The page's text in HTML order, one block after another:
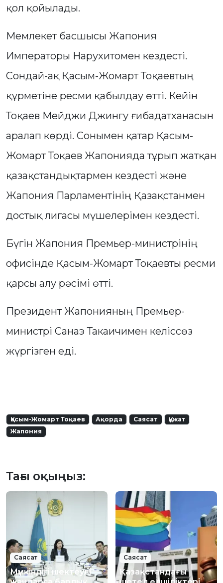
қол қойылады.
Мемлекет басшысы Жапония
Императоры Нарухитомен кездесті.
Сондай-ақ Қасым-Жомарт Тоқаевтың
құрметіне ресми қабылдау өтті. Кейін
Тоқаев Мейджи Джингу ғибадатханасын
аралап көрді. Сонымен қатар Қасым-
Жомарт Тоқаев Жапонияда тұрып жатқан
қазақстандықтармен кездесті және
Жапония Парламентінің Қазақстанмен
достық лигасы мүшелерімен кездесті.
Бүгін Жапония Премьер-министрінің
офисінде Қасым-Жомарт Тоқаевты ресми
қарсы алу рәсімі өтті.
Президент Жапонияның Премьер-
министрі Санаэ Такаичимен келіссөз
жүргізген еді.
Қасым-Жомарт Тоқаев Ақорда Саясат
Құжат
Жапония
Тағы оқыңыз:
Саясат
Мүмкіндігі шектеулі
Саясат
Қазақстандағы